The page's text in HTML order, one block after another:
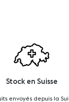
Stock en Suisse
envoyés depuis la